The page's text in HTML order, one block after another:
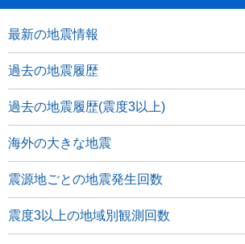
最新の地震情報
過去の地震履歴
過去の地震履歴(震度3以上)
海外の大きな地震
震源地ごとの地震発生回数
震度3以上の地域別観測回数